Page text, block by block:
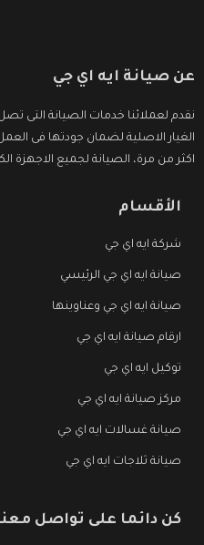
عن صيانة ايه اي جي
نقدم لعملائنا خدمات الصيانة التى
الغيار الاصلية لضمان جودتها فى
اكثر من مرة، الصيانة لجميع الاجهزة
الأقسام
شركة ايه اي جي
صيانة ايه اي جي الرئيسي
صيانة ايه اي جي وعناوينها
ارقام صيانة ايه اي جي
توكيل ايه اي جي
مركز صيانة ايه اي جي
صيانة غسالات ايه اي جي
صيانة ثلاجات ايه اي جي
كن دائما على تواصل